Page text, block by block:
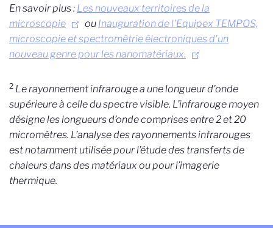
En savoir plus : Les nouveaux territoires de la
microscopie
ou Inauguration de l'Equipex TEMPOS,
microscopie et spectrométrie électroniques d'un
nouveau genre pour les nanomatériaux.
2 Le rayonnement infrarouge a une longueur d'onde
supérieure à celle du spectre visible. L’infrarouge moyen
désigne les longueurs d’onde comprises entre 2 et 20
micromètres. L’analyse des rayonnements infrarouges
est notamment utilisée pour l’étude des transferts de
chaleurs dans des matériaux ou pour l’imagerie
thermique.